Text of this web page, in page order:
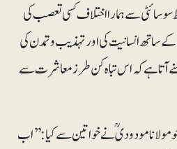
سوسائٹی سے ہمارا اختلاف کسی تعصب کی
کے ساتھ انسانیت کی اور تہذیب و تمدن کی
آتا ہے کہ اس تباہ کن طرز معاشرت سے
مولانا مودودیؒ نے خواتین سے کیا: ’’اب